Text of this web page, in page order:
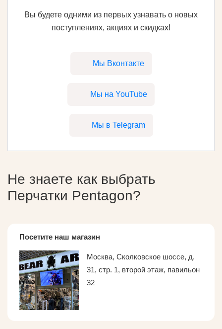
Вы будете одними из первых узнавать о новых
поступлениях, акциях и скидках!
Мы Вконтакте
Мы на YouTube
Мы в Telegram
Не знаете как выбрать
Перчатки Pentagon?
Посетите наш магазин
Москва, Сколковское шоссе, д.
31, стр. 1, второй этаж, павильон
32